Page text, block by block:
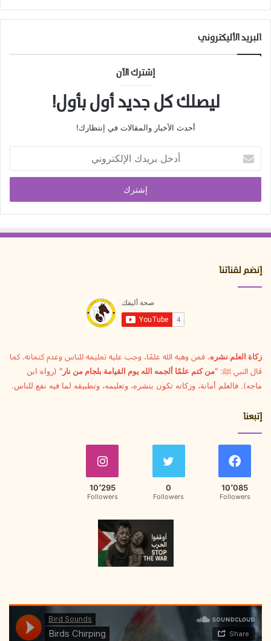
البريد الأليكتروني
إشترك الآن
ليصلك كل جديد أول بأول!
أحدث الأخبار والمقالات في إنتظارك!
بريدك
الإلكتروني
إنضم لقناتنا
زكاة العلم نشره، فمن وهبه الله علمًا، وجب عليه تعليمه للناس وعدم كتمانه. كما
قال النبي ﷺ: “من كتم علمًا ألجمه الله يوم القيامة بلجام من نار” (رواه ابن
ماجه). فالعلم أمانة، وزكاته تكون بنشره، وتعليمه، وتطبيقه لما فيه نفع للناس.
إتبعنا
10٬085
Followers
0
Followers
10٬295
Followers